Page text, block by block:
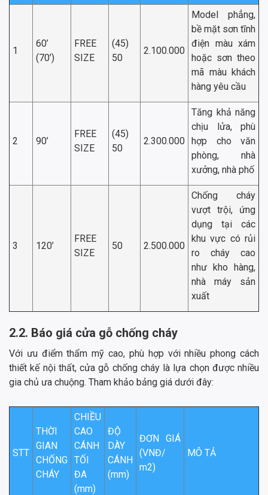
1
60’
(70’)
FREE
SIZE
(45)
50
2.100.000
Model phẳng,
bề mặt sơn tĩnh
điện màu xám
hoặc sơn theo
mã màu khách
hàng yêu cầu
2 90’
FREE
SIZE
(45)
50
2.300.000
Tăng khả năng
chịu lửa, phù
hợp cho văn
phòng, nhà
xưởng, nhà phố
3 120’
FREE
SIZE
50 2.500.000
Chống cháy
vượt trội, ứng
dụng tại các
khu vực có rủi
ro cháy cao
như kho hàng,
nhà máy sản
xuất
2.2. Báo giá cửa gỗ chống cháy
Với ưu điểm thẩm mỹ cao, phù hợp với nhiều phong cách
thiết kế nội thất, cửa gỗ chống cháy là lựa chọn được nhiều
gia chủ ưa chuộng. Tham khảo bảng giá dưới đây:
STT
THỜI
GIAN
CHỐNG
CHÁY
CHIỀU
CAO
CÁNH
TỐI
ĐA
(mm)
ĐỘ
DÀY
CÁNH
(mm)
ĐƠN GIÁ
(VNĐ/
m2)
MÔ TẢ